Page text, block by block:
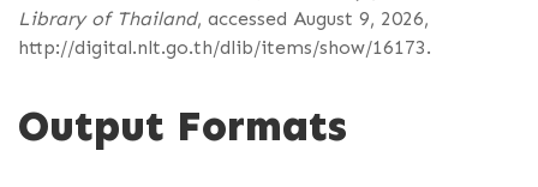
Library of Thailand, accessed August 9, 2026,
http://digital.nlt.go.th/dlib/items/show/16173.
Output Formats